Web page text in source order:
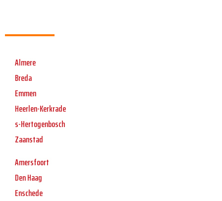
Almere
Breda
Emmen
Heerlen-Kerkrade
s-Hertogenbosch
Zaanstad
Amersfoort
Den Haag
Enschede